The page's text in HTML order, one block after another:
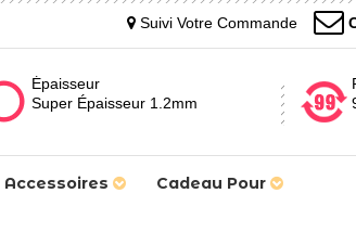
Suivi Votre Commande
Épaisseur
Super Épaisseur 1.2mm
Accessoires Cadeau Pour